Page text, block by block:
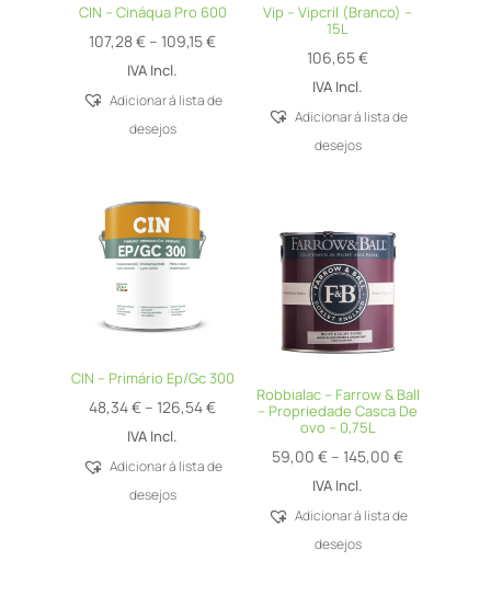
CIN – Cináqua Pro 600
107,28€ – 109,15€Price
107,28 €
IVA Incl.
Adicionar á lista de
desejos
Vip – Vipcril (Branco) –
15L
106,65€
IVA Incl.
Adicionar á lista de
desejos
CIN – Primário Ep/Gc 300
48,34€ – 126,54€Price
48,34 €
126,54 €
IVA Incl.
Adicionar á lista de
desejos
Robbialac – Farrow & Ball
– Propriedade Casca De
ovo – 0,75L
59,00€ – 145,00€Price
59,00 €
IVA Incl.
Adicionar á lista de
desejos